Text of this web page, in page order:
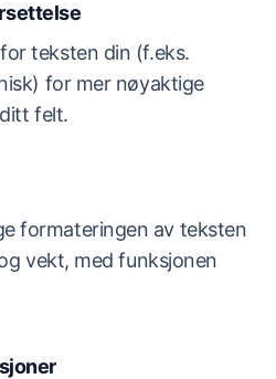
teksten din (f.eks.
for mer nøyaktige
felt.
formateringen av teksten
vekt, med funksjonen